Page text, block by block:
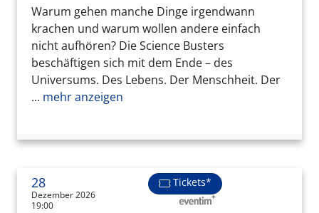
Warum gehen manche Dinge irgendwann
krachen und warum wollen andere einfach
nicht aufhören? Die Science Busters
beschäftigen sich mit dem Ende – des
Universums. Des Lebens. Der Menschheit. Der
... mehr anzeigen
28
Dezember 2026
19:00
Tickets*